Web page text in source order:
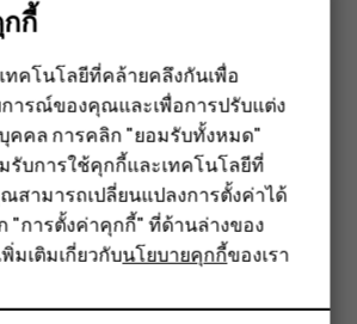
น
น
ริม
ทรศัพท์ของคุณมีพลังงานเพียงพอ และเชื่อม
ชน์กับคุณหรือไม่
กี้
ทคโนโลยีที่คล้ายคลึงกันเพื่อ
ารณ์ของคุณและเพื่อการปรับแต่ง
คคล การคลิก "ยอมรับทั้งหมด"
บการใช้คุกกี้และเทคโนโลยีที่
สามารถเปลี่ยนแปลงการตั้งค่าได้
"การตั้งค่าคุกกี้" ที่ด้านล่างของ
พิ่มเติมเกี่ยวกับนโยบายคุกกี้ของเรา